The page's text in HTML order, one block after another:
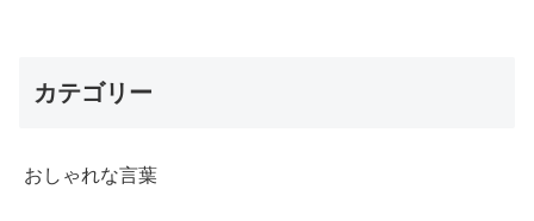
カテゴリー
おしゃれな言葉